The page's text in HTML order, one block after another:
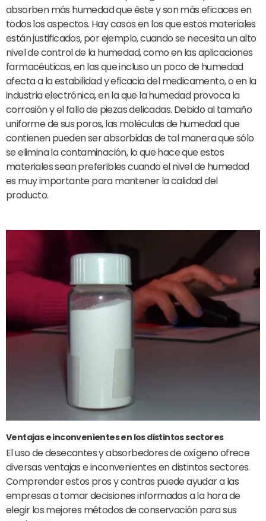
absorben más humedad que éste y son más eficaces en
todos los aspectos. Hay casos en los que estos materiales
están justificados, por ejemplo, cuando se necesita un alto
nivel de control de la humedad, como en las aplicaciones
farmacéuticas, en las que incluso un poco de humedad
afecta a la estabilidad y eficacia del medicamento, o en la
industria electrónica, en la que la humedad provoca la
corrosión y el fallo de piezas delicadas. Debido al tamaño
uniforme de sus poros, las moléculas de humedad que
contienen pueden ser absorbidas de tal manera que sólo
se elimina la contaminación, lo que hace que estos
materiales sean preferibles cuando el nivel de humedad
es muy importante para mantener la calidad del
producto.
Ventajas e inconvenientes en los distintos sectores
El uso de desecantes y absorbedores de oxígeno ofrece
diversas ventajas e inconvenientes en distintos sectores.
Comprender estos pros y contras puede ayudar a las
empresas a tomar decisiones informadas a la hora de
elegir los mejores métodos de conservación para sus